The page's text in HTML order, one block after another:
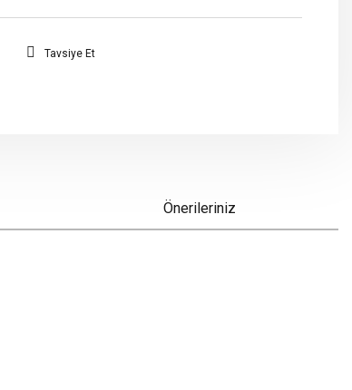
Tavsiye Et
Önerileriniz